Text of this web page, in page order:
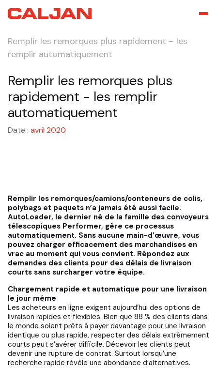
Remplir les remorques plus rapidement – les
remplir automatiquement
Remplir les remorques plus
rapidement - les remplir
automatiquement
Date : avril 2020
Remplir les remorques/camions/conteneurs de colis,
polybags et paquets n’a jamais été aussi facile.
AutoLoader, le dernier né de la famille des convoyeurs
télescopiques Performer, gère ce processus
automatiquement. Sans aucune main-d’œuvre, vous
pouvez charger efficacement des marchandises en
vrac au moment qui vous convient. Répondez aux
demandes des clients pour des délais de livraison
courts sans surcharger votre équipe.
Chargement rapide et automatique pour une livraison
le jour même
Les acheteurs en ligne exigent aujourd’hui des options de
livraison rapides et flexibles. Bien que 88 % des clients dans
le monde soient prêts à payer davantage pour une livraison
identique ou plus rapide, respecter des délais extrêmement
courts peut s’avérer difficile. Décevoir les clients peut
devenir une rupture de contrat. Surtout lorsqu’une
recherche rapide révèle une abondance d’alternatives.